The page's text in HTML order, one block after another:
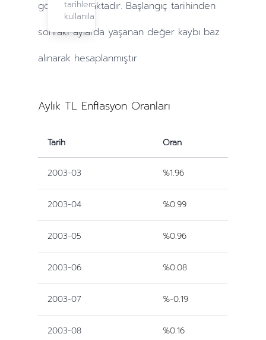
tarihlerde
kullanılabilir.
göre yapılmaktadır. Başlangıç tarihinden
sonraki aylarda yaşanan değer kaybı baz
alınarak hesaplanmıştır.
Aylık TL Enflasyon Oranları
Tarih Oran
2003-03 %1.96
2003-04 %0.99
2003-05 %0.96
2003-06 %0.08
2003-07 %-0.19
2003-08 %0.16